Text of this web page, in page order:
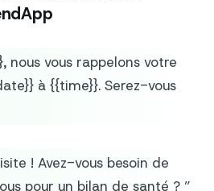
nous vous rappelons votre
à {{time}}. Serez-vous
! Avez-vous besoin de
pour un bilan de santé ? ”